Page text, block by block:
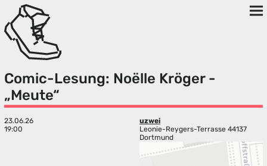
Comic-Lesung: Noëlle Kröger -
„Meute“
23.06.26
19:00
uzwei
Leonie-Reygers-Terrasse 44137
Dortmund